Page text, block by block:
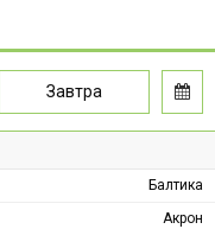
Завтра
Балтика
Акрон